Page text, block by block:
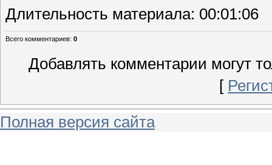
Длительность материала: 00:01:06
Всего комментариев: 0
Добавлять комментарии могут
[
Полная версия сайта